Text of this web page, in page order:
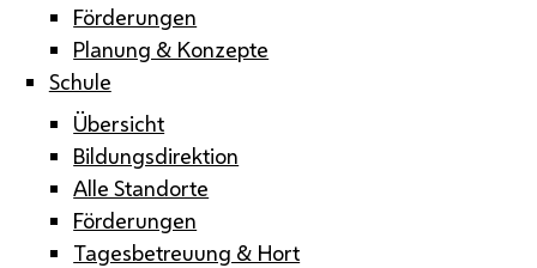
Förderungen
Planung & Konzepte
Schule
Übersicht
Bildungsdirektion
Alle Standorte
Förderungen
Tagesbetreuung & Hort